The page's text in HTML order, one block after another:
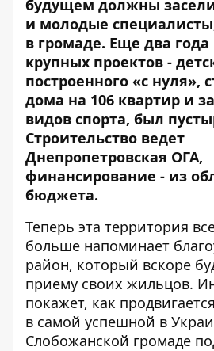
будущем должны
и молодые
в громаде. Еще два года
крупных проектов -
построенного «с нуля»,
дома на 106 квартир и
видов спорта, был
Строительство ведет
Днепропетровская ОГА,
финансирование - из
бюджета.
Теперь эта территория
больше напоминает
район, который вскоре
приему своих жильцов.
покажет, как
в самой успешной в
Слобожанской громаде